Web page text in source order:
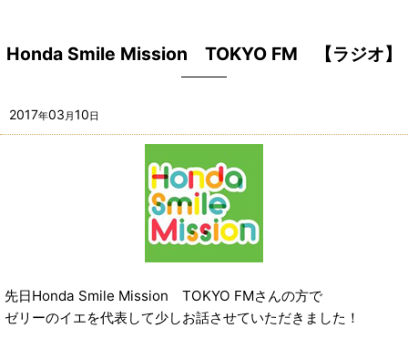
Honda Smile Mission TOKYO FM 【ラジオ】
2017年03 月 10 日
先日Honda Smile Mission TOKYO FMさんの方で
ゼリーのイエを代表して少しお話させていただきました！